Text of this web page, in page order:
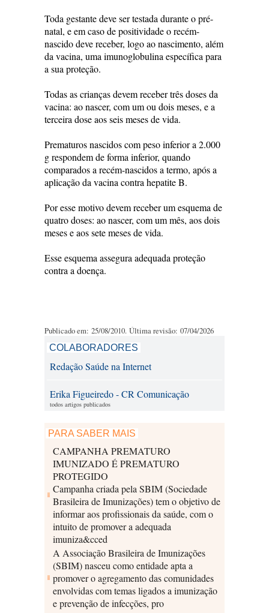
Toda gestante deve ser testada durante o pré-
natal, e em caso de positividade o recém-
nascido deve receber, logo ao nascimento, além
da vacina, uma imunoglobulina específica para
a sua proteção.
Todas as crianças devem receber três doses da
vacina: ao nascer, com um ou dois meses, e a
terceira dose aos seis meses de vida.
Prematuros nascidos com peso inferior a 2.000
g respondem de forma inferior, quando
comparados a recém-nascidos a termo, após a
aplicação da vacina contra hepatite B.
Por esse motivo devem receber um esquema de
quatro doses: ao nascer, com um mês, aos dois
meses e aos sete meses de vida.
Esse esquema assegura adequada proteção
contra a doença.
Publicado em: 25/08/2010. Última revisão: 07/04/2026
COLABORADORES
Redação Saúde na Internet
Erika Figueiredo - CR Comunicação
todos artigos publicados
PARA SABER MAIS
CAMPANHA PREMATURO
IMUNIZADO É PREMATURO
PROTEGIDO
Campanha criada pela SBIM (Sociedade
Brasileira de Imunizações) tem o objetivo de
informar aos profissionais da saúde, com o
intuito de promover a adequada
imuniza&cced
A Associação Brasileira de Imunizações
(SBIM) nasceu como entidade apta a
promover o agregamento das comunidades
envolvidas com temas ligados a imunização
e prevenção de infecções, pro